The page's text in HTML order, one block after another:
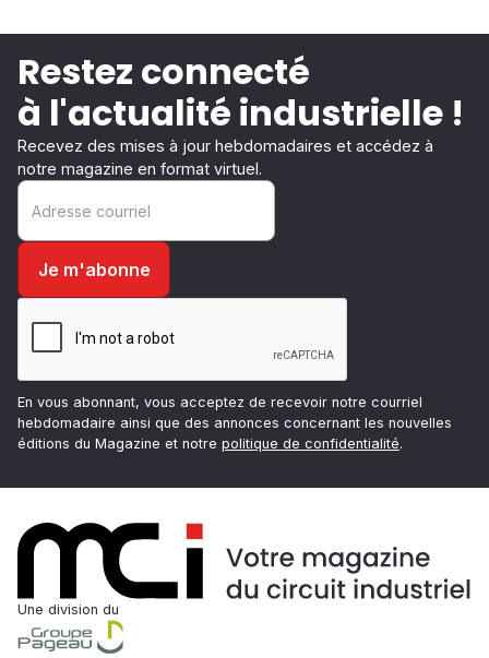
Restez connecté
à l'actualité industrielle !
Recevez des mises à jour hebdomadaires et accédez à
notre magazine en format virtuel.
En vous abonnant, vous acceptez de recevoir notre courriel
hebdomadaire ainsi que des annonces concernant les nouvelles
éditions du Magazine et notre politique de confidentialité.
Une division du